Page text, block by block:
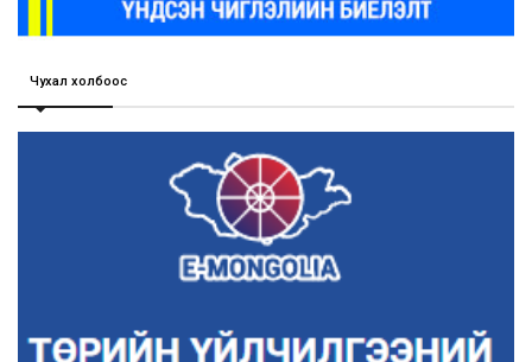
Чухал холбоос